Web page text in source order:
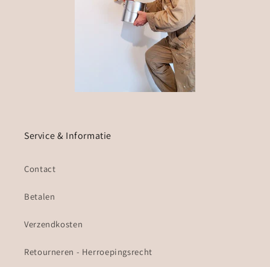
Service & Informatie
Contact
Betalen
Verzendkosten
Retourneren - Herroepingsrecht